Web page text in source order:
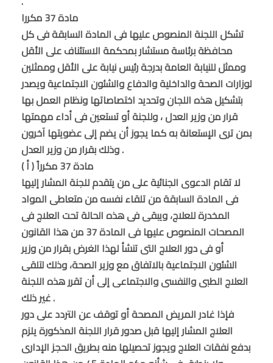
مادة 37 مكررا
تشكل اللجنة المنصوص عليها فى المادة السابقة فى كل
محافظة برئاسة مستشار بمحكمة الاستئناف على الأقل
وممثل للنيابة العامة بدرجة رئيس نيابة على الأقل وممثلين
لوزارات الصحة والداخلية والدفاع والشئون الاجتماعية ويصدر
بتشكيل هذه اللجان وتحديد اختصاصاتها ونظام العمل بها
قرار من وزير العدل ، وللجنة أو تستعين فى أداء مهمتها
بمن ترى الإستعانة به كما يجوز أن يضم إلى عضويتها آخرون
وذلك بقرار من وزير العدل .
مادة 37 مكرراً ( أ )
لا تقام الدعوى الجنائية على من يتقدم للجنة المشار إليها
فى المادة السابقة من تلقاء نفسه من متعاطى المواد
المخدرة للعلاج، ويبقى فى هذه الحالة تحت العلاج فى
المصحات المنصوص عليها فى المادة 37 من هذا القانون
أو فى دور العلاج التى تنشأ لهذا الغرض بقرار من وزير
الشئون الاجتماعية بالاتفاق مع وزير الصحة، وذلك لتلقى
العلاج الطبى والنفسى والاجتماعى إلى أن تقرر هذه اللجنة
غير ذلك .
فإذا غادر المريض المصحة أو توقف عن التردد على دور
العلاج المشار إليها قبل صدور قرار اللجنة المذكورة يلزم
بدفع نفقات العلاج ويجوز تحصيلها منه بطريق الحجز الإدارى